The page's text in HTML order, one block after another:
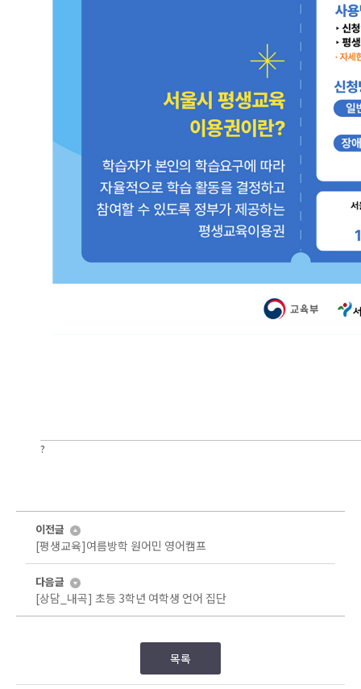
?
이전글
[평생교육]여름방학 원어민 영어캠프
다음글
[상담_내곡] 초등 3학년 여학생 언어 집단
목록